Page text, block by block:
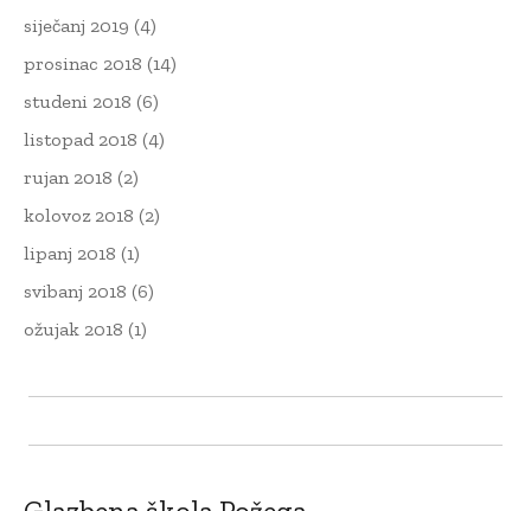
siječanj 2019 (4)
prosinac 2018 (14)
studeni 2018 (6)
listopad 2018 (4)
rujan 2018 (2)
kolovoz 2018 (2)
lipanj 2018 (1)
svibanj 2018 (6)
ožujak 2018 (1)